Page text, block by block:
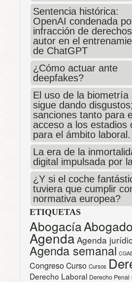
Sentencia histórica:
OpenAI condenada
infracción de
autor en el
de ChatGPT
¿Cómo actuar ante
deepfakes?
El uso de la biometría
sigue dando disgustos;
sanciones tanto para
acceso a los estadios
para el ámbito laboral.
La era de la
digital impulsada por
¿Y si el coche
tuviera que cumplir
normativa europea?
ETIQUETAS
Abogacía
Agenda Agenda
Agenda semanal
CongresoCurso Cursos
Derecho Laboral Derecho Penal